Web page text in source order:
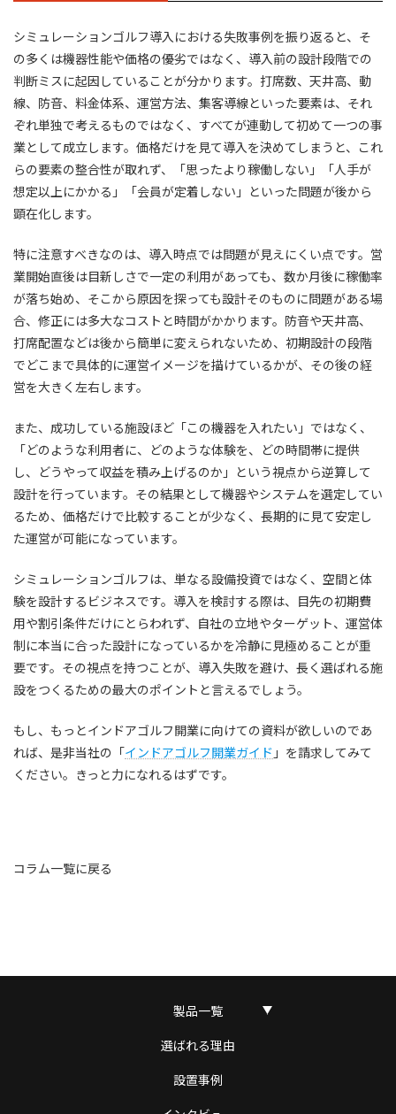
シミュレーションゴルフ導入における失敗事例を振り返ると、そ
の多くは機器性能や価格の優劣ではなく、導入前の設計段階での
判断ミスに起因していることが分かります。打席数、天井高、動
線、防音、料金体系、運営方法、集客導線といった要素は、それ
ぞれ単独で考えるものではなく、すべてが連動して初めて一つの事
業として成立します。価格だけを見て導入を決めてしまうと、これ
らの要素の整合性が取れず、「思ったより稼働しない」「人手が
想定以上にかかる」「会員が定着しない」といった問題が後から
顕在化します。
特に注意すべきなのは、導入時点では問題が見えにくい点です。営
業開始直後は目新しさで一定の利用があっても、数か月後に稼働率
が落ち始め、そこから原因を探っても設計そのものに問題がある場
合、修正には多大なコストと時間がかかります。防音や天井高、
打席配置などは後から簡単に変えられないため、初期設計の段階
でどこまで具体的に運営イメージを描けているかが、その後の経
営を大きく左右します。
また、成功している施設ほど「この機器を入れたい」ではなく、
「どのような利用者に、どのような体験を、どの時間帯に提供
し、どうやって収益を積み上げるのか」という視点から逆算して
設計を行っています。その結果として機器やシステムを選定してい
るため、価格だけで比較することが少なく、長期的に見て安定し
た運営が可能になっています。
シミュレーションゴルフは、単なる設備投資ではなく、空間と体
験を設計するビジネスです。導入を検討する際は、目先の初期費
用や割引条件だけにとらわれず、自社の立地やターゲット、運営体
制に本当に合った設計になっているかを冷静に見極めることが重
要です。その視点を持つことが、導入失敗を避け、長く選ばれる施
設をつくるための最大のポイントと言えるでしょう。
もし、もっとインドアゴルフ開業に向けての資料が欲しいのであ
れば、是非当社の「インドアゴルフ開業ガイド 」を請求してみて
ください。きっと力になれるはずです。
コラム一覧に戻る
製品一覧
選ばれる理由
設置事例